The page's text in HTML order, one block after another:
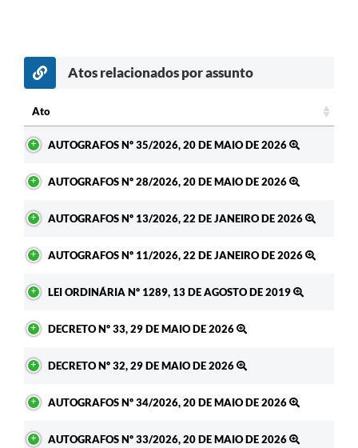
Atos relacionados por assunto
Ato
AUTOGRAFOS Nº 35/2026, 20 DE MAIO DE 2026
AUTOGRAFOS Nº 28/2026, 20 DE MAIO DE 2026
AUTOGRAFOS Nº 13/2026, 22 DE JANEIRO DE 2026
AUTOGRAFOS Nº 11/2026, 22 DE JANEIRO DE 2026
LEI ORDINÁRIA Nº 1289, 13 DE AGOSTO DE 2019
DECRETO Nº 33, 29 DE MAIO DE 2026
DECRETO Nº 32, 29 DE MAIO DE 2026
AUTOGRAFOS Nº 34/2026, 20 DE MAIO DE 2026
AUTOGRAFOS Nº 33/2026, 20 DE MAIO DE 2026